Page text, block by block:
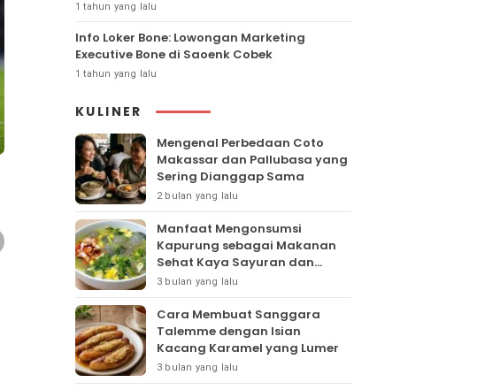
1 tahun yang lalu
Info Loker Bone: Lowongan Marketing
Executive Bone di Saoenk Cobek
1 tahun yang lalu
KULINER
Mengenal Perbedaan Coto
Makassar dan Pallubasa yang
Sering Dianggap Sama
2 bulan yang lalu
Manfaat Mengonsumsi
Kapurung sebagai Makanan
Sehat Kaya Sayuran dan
Protein
3 bulan yang lalu
Cara Membuat Sanggara
Talemme dengan Isian
Kacang Karamel yang Lumer
3 bulan yang lalu